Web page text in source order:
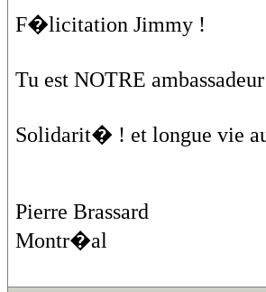
F�licitation Jimmy !
Tu est NOTRE
Solidarit� ! et longue vie
Pierre Brassard
Montr�al